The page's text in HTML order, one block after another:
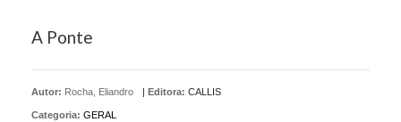
A Ponte
Autor: Rocha, Eliandro Editora: CALLIS
Categoria: GERAL